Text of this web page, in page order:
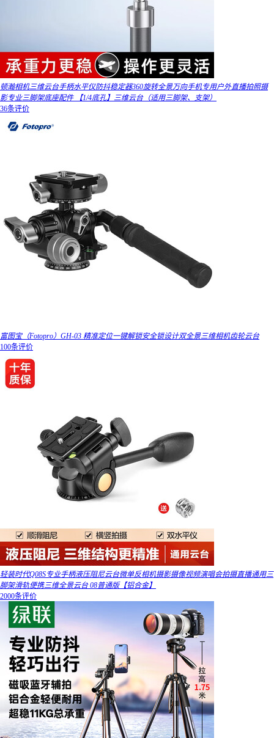
顿瀚相机三维云台手柄水平仪防抖稳定器360旋转全景万向手机专用户外直播拍照摄
影专业三脚架底座配件 【1/4底孔】三维云台（适用三脚架、支架）
36条评价
富图宝（Fotopro）GH-03 精准定位一键解锁安全锁设计双全景三维相机齿轮云台
100条评价
轻装时代Q08S专业手柄液压阻尼云台微单反相机摄影摄像视频演唱会拍摄直播通用三
脚架滑轨便携三维全景云台 08普通版【铝合金】
2000条评价